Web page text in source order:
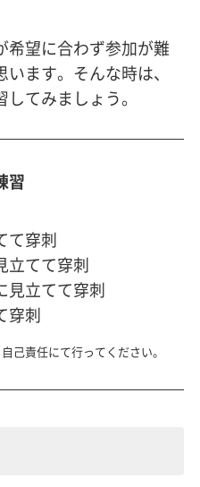
希望に合わず参加が難
ます。そんな時は、
てみましょう。
習
て穿刺
立てて穿刺
見立てて穿刺
穿刺
己責任にて行ってください。